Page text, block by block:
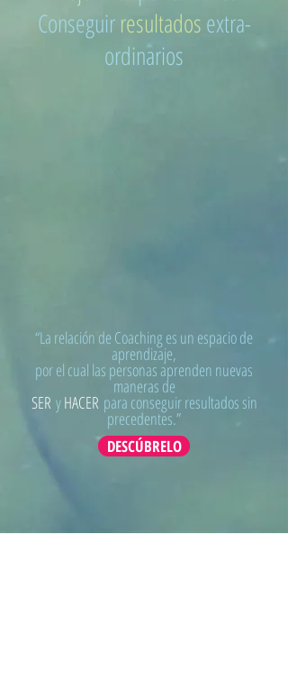
Conseguirresultadosextra-
ordinarios
“La relación de Coaching es un espacio de
aprendizaje,
por el cual las personas aprenden nuevas
maneras de
SER yHACER para conseguir resultados sin
precedentes.”
DESCÚBRELO